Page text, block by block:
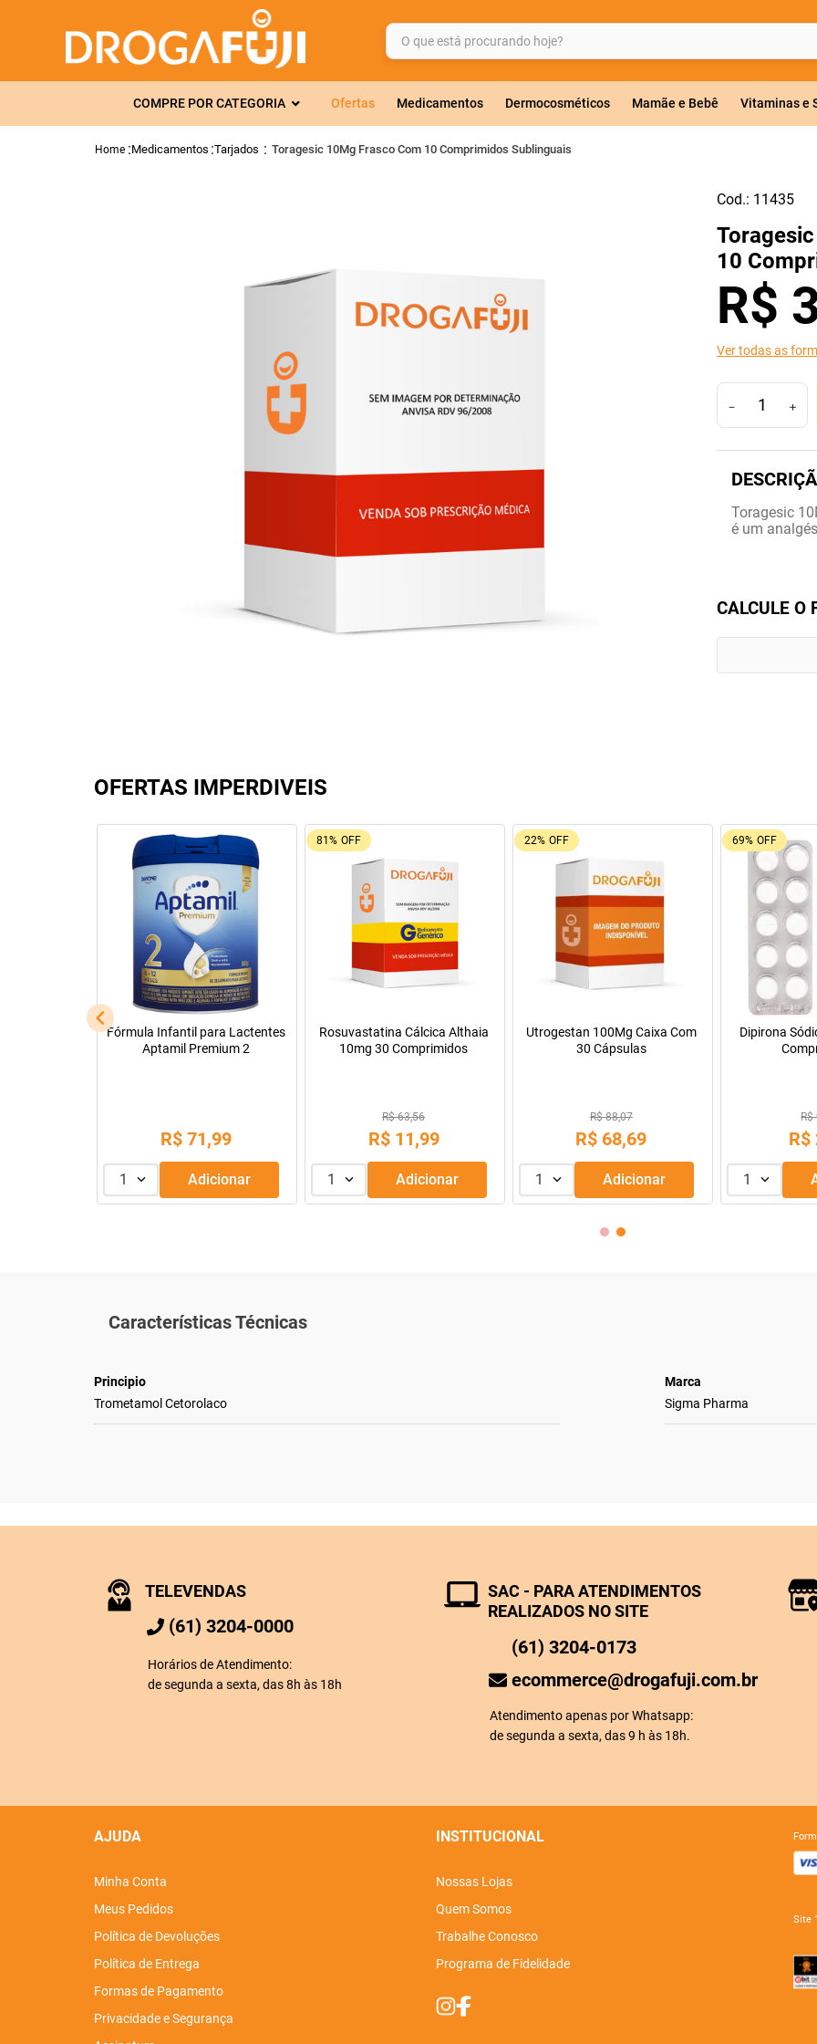
O que está procurando hoje?
COMPRE POR CATEGORIA Ofertas Medicamentos Dermocosméticos Mamãe e Bebê Vitaminas e
Medicamentos Tarjados Toragesic 10Mg Frasco Com 10 Comprimidos Sublinguais
Cod.: 11435
10
R$
Ver todas as
＋
－
Toragesic
é um
CALCULE O
OFERTAS IMPERDIVEIS
OFF
Tadalafila Ems 5mg 30
comprimidos revestidos
R$ 9,99
1 Adicionar
26% OFF
Leve + Pague -
Pregomin Fórmula Infantil para
Lactentes Pepti 400g
R$ 169,99
ou3x de R$ 56,66
1 Adicionar
9% OFF
Oferta do Mês
Máscara de Tratamento Lola
Cosmetics Morte Súbita 450g
R$ 43,99
R$ 39,99
1 Adicionar
55% OFF
Resfenol com
R$
R$
1
Características Técnicas
Principio
Trometamol Cetorolaco
Marca
Sigma Pharma
TELEVENDAS
(61) 3204-0000
Horários de Atendimento:
de segunda a sexta, das 8h às 18h
SAC - PARA ATENDIMENTOS
REALIZADOS NO SITE
(61) 3204-0173
ecommerce@drogafuji.com.br
Atendimento apenas por Whatsapp:
de segunda a sexta, das 9 h às 18h.
AJUDA
Minha Conta
Meus Pedidos
Política de Devoluções
Política de Entrega
Formas de Pagamento
Privacidade e Segurança
INSTITUCIONAL
Nossas Lojas
Quem Somos
Trabalhe Conosco
Programa de Fidelidade
site
TERMOS MAIS BUSCADOS
2º
gelmax
6º
shampoo
dipirona
tadalafila